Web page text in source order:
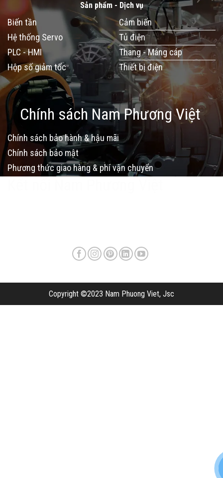
Sản phẩm - Dịch vụ
Biến tần
Hệ thống Servo
PLC - HMI
Hộp số giảm tốc
Cảm biến
Tủ điện
Thang - Máng cáp
Thiết bị điện
Chính sách Nam Phương Việt
Chính sách bảo hành & hậu mãi
Chính sách bảo mật
Phương thức giao hàng & phí vận chuyển
Copyright ©2023 Nam Phuong Viet, Jsc